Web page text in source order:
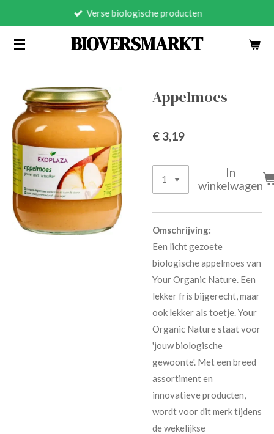
naar
BIOVERSMARKT
Verse biologische producten
Appelmoes
€ 3,19
In
winkelwagen
Omschrijving:
Een licht gezoete
biologische appelmoes van
Your Organic Nature. Een
lekker fris bijgerecht, maar
ook lekker als toetje. Your
Organic Nature staat voor
'jouw biologische
gewoonte'. Met een breed
assortiment en
innovatieve producten,
wordt voor dit merk tijdens
de wekelijkse